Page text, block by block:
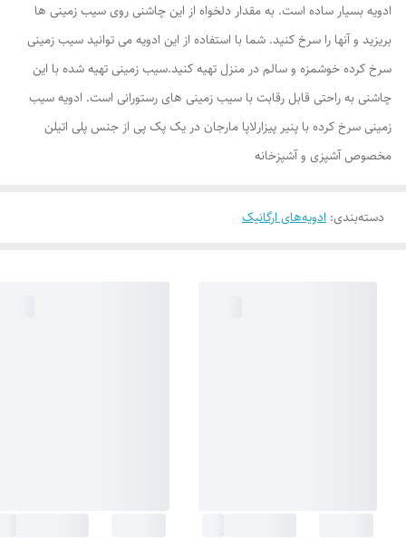
ادویه بسیار ساده است. به مقدار دلخواه از این چاشنی روی سیب زمینی ها
بریزید و آنها را سرخ کنید. شما با استفاده از این ادویه می توانید سیب زمینی
سرخ کرده خوشمزه و سالم در منزل تهیه کنید.سیب زمینی تهیه شده با این
چاشنی به راحتی قابل رقابت با سیب زمینی های رستورانی است. ادویه سیب
زمینی سرخ کرده با پنیر پیزارلاپا مارجان در یک پک پی از جنس پلی اتیلن
مخصوص آشپزی و آشپزخانه
دسته‌بندی: ادویه‌های ارگانیک